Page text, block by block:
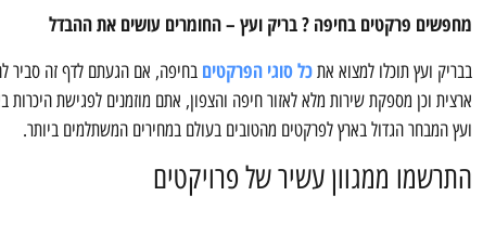
מחפשים פרקטים בחיפה ? בריק ועץ – החומרים עושים את ההבדל
בבריק ועץ תוכלו למצוא אתכל סוגי הפרקטים בחיפה, אם הגעתם לדף זה סביר
ארצית וכן מספקת שירות מלא לאזור חיפה והצפון, אתם מוזמנים לפגישת
ועץ המבחר הגדול בארץ לפרקטים מהטובים בעולם במחירים המשתלמים ביותר.
התרשמו ממגוון עשיר של פרויקטים